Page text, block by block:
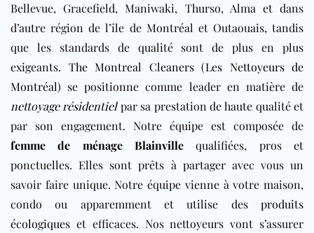
Bellevue, Gracefield, Maniwaki, Thurso, Alma et dans
d’autre région de l’île de Montréal et Outaouais, tandis
que les standards de qualité sont de plus en plus
exigeants. The Montreal Cleaners (Les Nettoyeurs de
Montréal) se positionne comme leader en matière de
nettoyage résidentielpar sa prestation de haute qualité et
par son engagement. Notre équipe est composée de
femme de ménage Blainville qualifiées, pros et
ponctuelles. Elles sont prêts à partager avec vous un
savoir faire unique. Notre équipe vienne à votre maison,
condo ou apparemment et utilise des produits
écologiques et efficaces. Nos nettoyeurs vont s’assurer